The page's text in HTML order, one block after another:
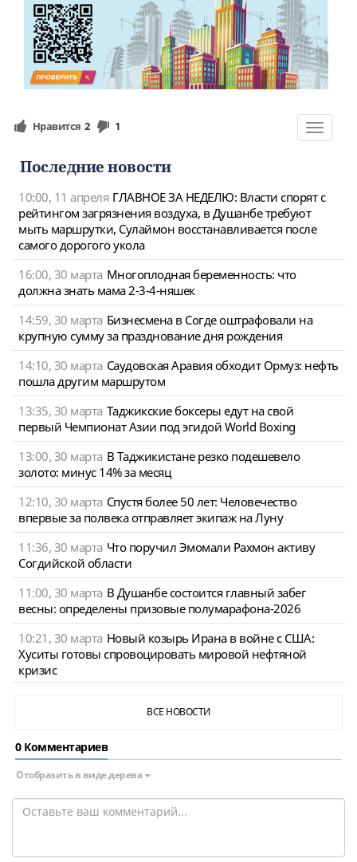
Toggle
Нравится 2 1
Последние новости
10:00, 11 апреля ГЛАВНОЕ ЗА НЕДЕЛЮ: Власти спорят с
рейтингом загрязнения воздуха, в Душанбе требуют
мыть маршрутки, Сулаймон восстанавливается после
самого дорогого укола
16:00, 30 марта Многоплодная беременность: что
должна знать мама 2-3-4-няшек
14:59, 30 марта Бизнесмена в Согде оштрафовали на
крупную сумму за празднование дня рождения
14:10, 30 марта Саудовская Аравия обходит Ормуз: нефть
пошла другим маршрутом
13:35, 30 марта Таджикские боксеры едут на свой
первый Чемпионат Азии под эгидой World Boxing
13:00, 30 марта В Таджикистане резко подешевело
золото: минус 14% за месяц
12:10, 30 марта Спустя более 50 лет: Человечество
впервые за полвека отправляет экипаж на Луну
11:36, 30 марта Что поручил Эмомали Рахмон активу
Согдийской области
11:00, 30 марта В Душанбе состоится главный забег
весны: определены призовые полумарафона-2026
10:21, 30 марта Новый козырь Ирана в войне с США:
Хуситы готовы спровоцировать мировой нефтяной
кризис
ВСЕ НОВОСТИ
0 Комментариев
Отобразить в виде дерева